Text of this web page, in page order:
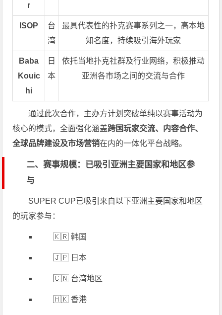
r
ISOP
台
湾
最具代表性的扑克赛事系列之一，高本地
知名度，持续吸引海外玩家
Baba
Kouic
hi
日
本
依托当地扑克社群及行业网络，积极推动
亚洲各市场之间的交流与合作
通过此次合作，主办方计划突破单纯以赛事活动为
核心的模式，全面强化涵盖跨国玩家交流、内容合作、
全球品牌建设及市场营销在内的一体化平台战略。
二、赛事规模：已吸引亚洲主要国家和地区参
与
SUPER CUP已吸引来自以下亚洲主要国家和地区
的玩家参与：
🇰🇷 韩国
🇯🇵 日本
🇨🇳 台湾地区
🇭🇰 香港